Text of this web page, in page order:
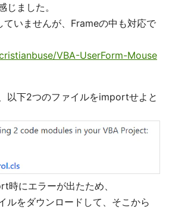
じました。
いませんが、Frameの中も対応で
VBA-UserForm-Mouse
以下2つのファイルをimportせよと
時にエラーが出たため、
ルをダウンロードして、そこから